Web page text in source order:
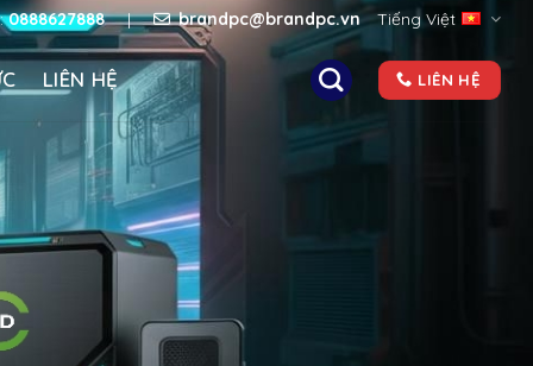
0888627888 | brandpc@brandpc.vn Tiếng Việt
LIÊN HỆ LIÊN HỆ